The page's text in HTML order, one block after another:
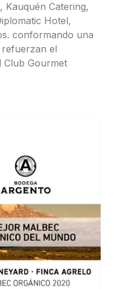
Kauquén Catering,
Hotel,
conformando una
refuerzan el
Club Gourmet